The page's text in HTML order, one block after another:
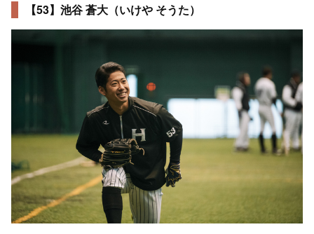
【53】池谷 蒼大（いけや そうた）